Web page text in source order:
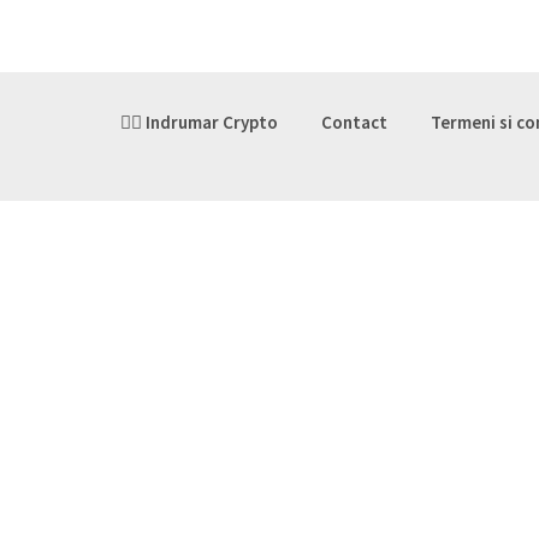
👉🏽 Indrumar Crypto Contact Termeni si